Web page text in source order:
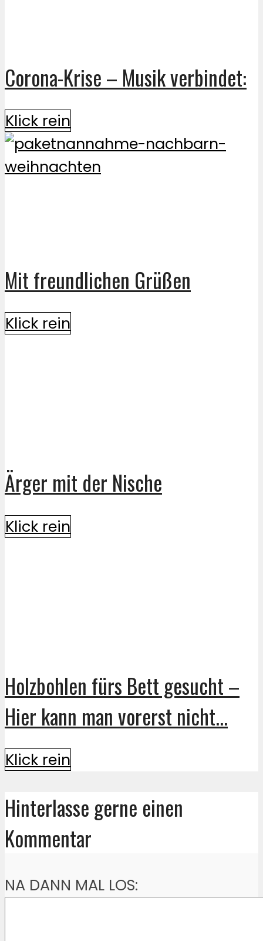
Corona-Krise – Musik verbindet:
Klick rein
Mit freundlichen Grüßen
Klick rein
Ärger mit der Nische
Klick rein
Holzbohlen fürs Bett gesucht –
Hier kann man vorerst nicht...
Klick rein
Hinterlasse gerne einen
Kommentar
NA DANN MAL LOS: